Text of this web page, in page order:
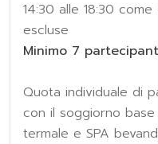
14:30 alle 18:30
escluse
Minimo 7
Quota individuale di
con il soggiorno
termale e SPA